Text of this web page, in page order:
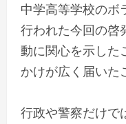
中学高等学校のボ
行われた今回の啓
動に関心を示した
かけが広く届いた
行政や警察だけで